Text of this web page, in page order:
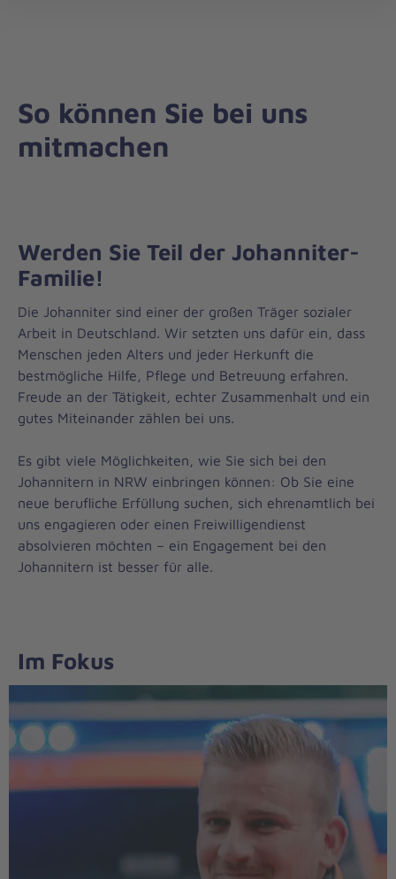
So können Sie bei uns
mitmachen
Werden Sie Teil der Johanniter-
Familie!
Die Johanniter sind einer der großen Träger sozialer
Arbeit in Deutschland. Wir setzten uns dafür ein, dass
Menschen jeden Alters und jeder Herkunft die
bestmögliche Hilfe, Pflege und Betreuung erfahren.
Freude an der Tätigkeit, echter Zusammenhalt und ein
gutes Miteinander zählen bei uns.
Es gibt viele Möglichkeiten, wie Sie sich bei den
Johannitern in NRW einbringen können: Ob Sie eine
neue berufliche Erfüllung suchen, sich ehrenamtlich bei
uns engagieren oder einen Freiwilligendienst
absolvieren möchten – ein Engagement bei den
Johannitern ist besser für alle.
Im Fokus